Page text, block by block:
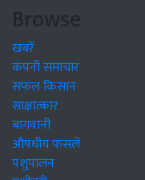
Browse
खबरें
कंपनी समाचार
सफल किसान
साक्षात्कार
बागवानी
औषधीय फसलें
पशुपालन